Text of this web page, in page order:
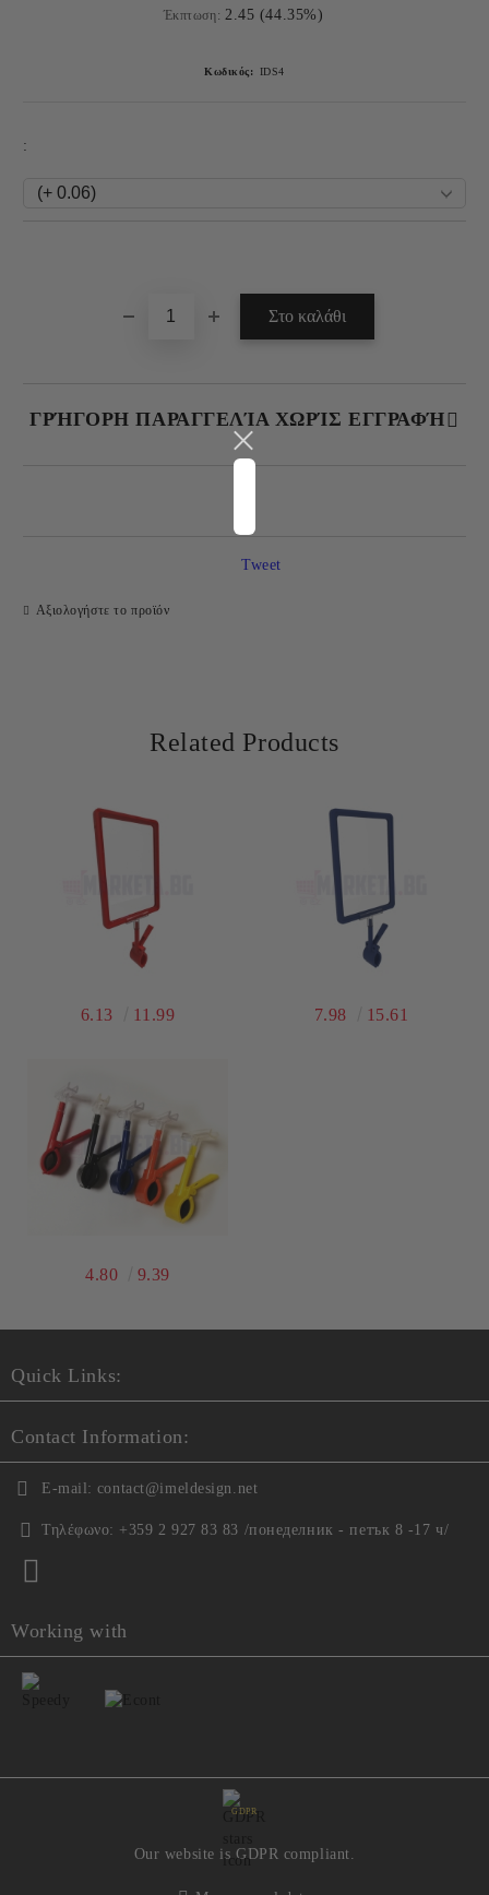
Έκπτωση: 2.45 (44.35%)
Κωδικός: IDS4
:
ΓΡΉΓΟΡΗ ΠΑΡΑΓΓΕΛΊΑ ΧΩΡΊΣ ΕΓΓΡΑΦΉ
Αξιολογήστε το προϊόν
Tweet
Related Products
6.13 11.99 7.98 15.61
4.80 9.39
Quick Links:
Contact Information:
E-mail: contact@imeldesign.net
Τηλέφωνο: +359 2 927 83 83 /понеделник - петък 8 -17 ч/
Working with
GDPR
Our website is GDPR compliant.